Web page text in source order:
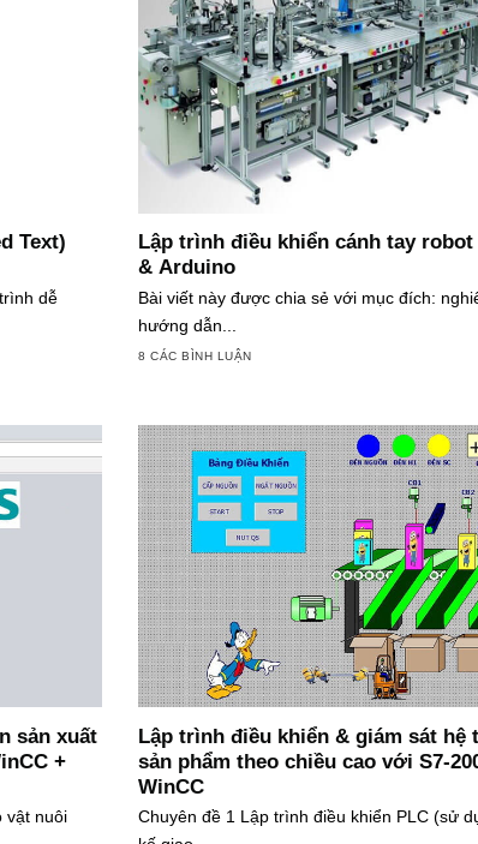
Text)
dễ
Lập trình điều khiển cánh tay robot
& Arduino
Bài viết này được chia sẻ với mục đích:
hướng dẫn...
8 CÁC BÌNH LUẬN
sản xuất
+
vật nuôi
Lập trình điều khiển & giám sát hệ
sản phẩm theo chiều cao với S7-
WinCC
Chuyên đề 1 Lập trình điều khiển PLC (sử